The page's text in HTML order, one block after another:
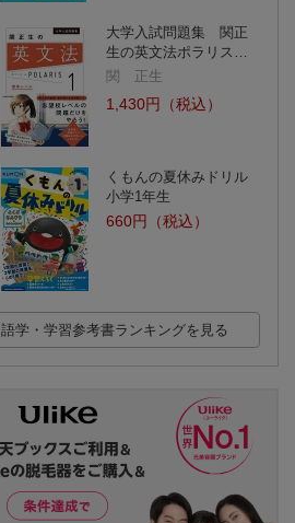
ワークマネジメント
宮崎敬
における事業承
＆A事例集
飯塚仁康
大学入試問題集 関正
生の英文法ポラリス…
関 正生
1,430円（税込）
くもんの夏休みドリル
小学1年生
660円（税込）
語学・学習参考書ランキングを見る